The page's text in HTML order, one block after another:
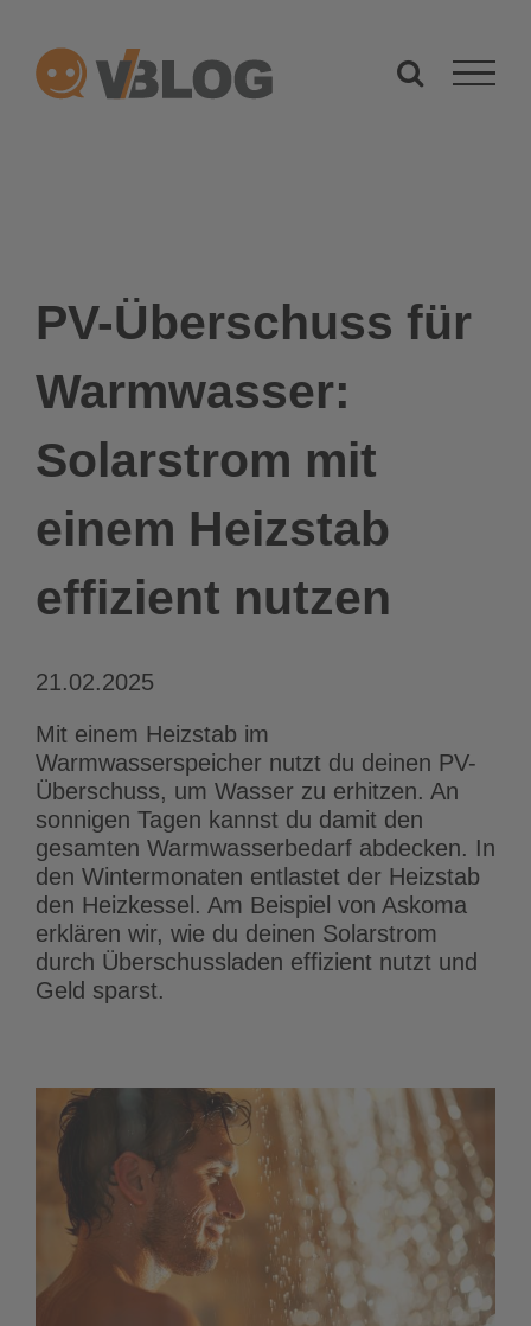
springen
PV-Überschuss für
Warmwasser:
Solarstrom mit
einem Heizstab
effizient nutzen
21.02.2025
Mit einem Heizstab im
Warmwasserspeicher nutzt du deinen PV-
Überschuss, um Wasser zu erhitzen. An
sonnigen Tagen kannst du damit den
gesamten Warmwasserbedarf abdecken. In
den Wintermonaten entlastet der Heizstab
den Heizkessel. Am Beispiel von Askoma
erklären wir, wie du deinen Solarstrom
durch Überschussladen effizient nutzt und
Geld sparst.